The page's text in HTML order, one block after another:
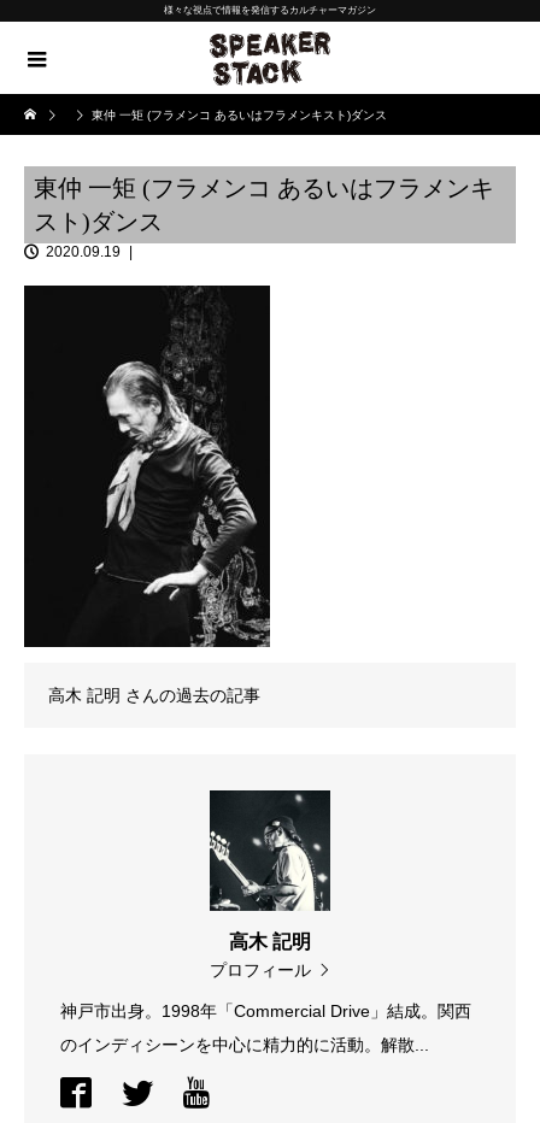
様々な視点で情報を発信するカルチャーマガジン
東仲 一矩 (フラメンコ あるいはフラメンキスト)ダンス
東仲 一矩 (フラメンコ あるいはフラメンキ
スト)ダンス
2020.09.19
高木 記明 さんの過去の記事
高木 記明
プロフィール
神戸市出身。1998年「Commercial Drive」結成。関西
のインディシーンを中心に精力的に活動。解散...